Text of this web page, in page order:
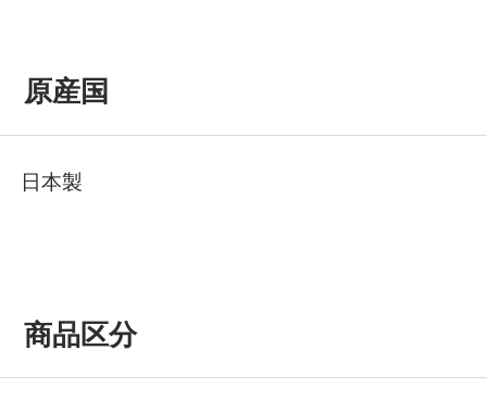
原産国
日本製
商品区分